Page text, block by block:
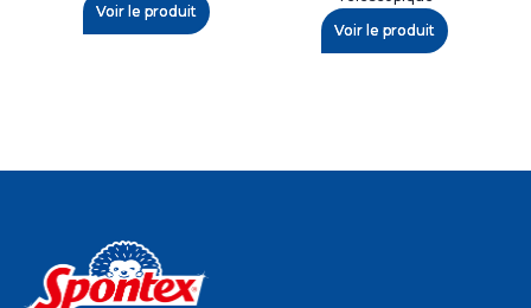
Voir le produit
Voir le produit